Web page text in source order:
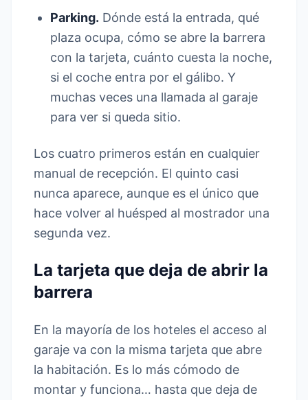
Parking. Dónde está la entrada, qué
plaza ocupa, cómo se abre la barrera
con la tarjeta, cuánto cuesta la noche,
si el coche entra por el gálibo. Y
muchas veces una llamada al garaje
para ver si queda sitio.
Los cuatro primeros están en cualquier
manual de recepción. El quinto casi
nunca aparece, aunque es el único que
hace volver al huésped al mostrador una
segunda vez.
La tarjeta que deja de abrir la
barrera
En la mayoría de los hoteles el acceso al
garaje va con la misma tarjeta que abre
la habitación. Es lo más cómodo de
montar y funciona… hasta que deja de